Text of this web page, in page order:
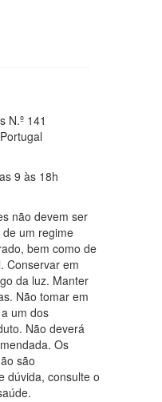
N.º 141
9 às 18h
não devem ser
um regime
bem como de
Conservar em
da luz. Manter
Não tomar em
um dos
Não deverá
Os
são
dúvida, consulte o